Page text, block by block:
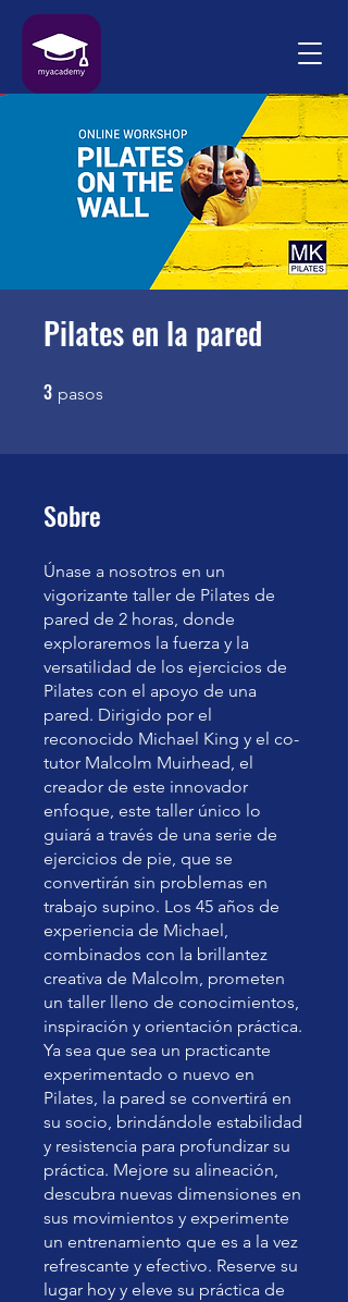
Pilates en la pared
3 pasos
Sobre
Únase a nosotros en un
vigorizante taller de Pilates de
pared de 2 horas, donde
exploraremos la fuerza y la
versatilidad de los ejercicios de
Pilates con el apoyo de una
pared. Dirigido por el
reconocido Michael King y el co-
tutor Malcolm Muirhead, el
creador de este innovador
enfoque, este taller único lo
guiará a través de una serie de
ejercicios de pie, que se
convertirán sin problemas en
trabajo supino. Los 45 años de
experiencia de Michael,
combinados con la brillantez
creativa de Malcolm, prometen
un taller lleno de conocimientos,
inspiración y orientación práctica.
Ya sea que sea un practicante
experimentado o nuevo en
Pilates, la pared se convertirá en
su socio, brindándole estabilidad
y resistencia para profundizar su
práctica. Mejore su alineación,
descubra nuevas dimensiones en
sus movimientos y experimente
un entrenamiento que es a la vez
refrescante y efectivo. Reserve su
lugar hoy y eleve su práctica de